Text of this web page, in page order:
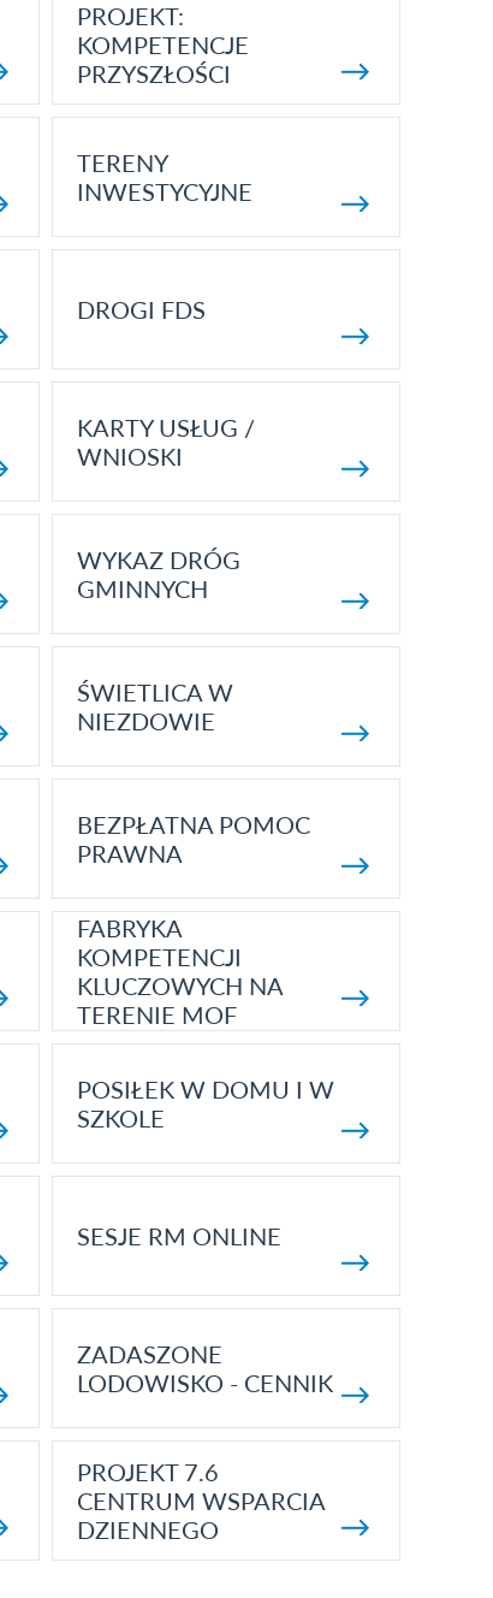
PROJEKT:
KOMPETENCJE
PRZYSZŁOŚCI
TERENY
INWESTYCYJNE
DROGI FDS
KARTY USŁUG /
WNIOSKI
WYKAZ DRÓG
GMINNYCH
ŚWIETLICA W
NIEZDOWIE
BEZPŁATNA POMOC
PRAWNA
FABRYKA
KOMPETENCJI
KLUCZOWYCH NA
TERENIE MOF
POSIŁEK W DOMU I W
SZKOLE
SESJE RM ONLINE
ZADASZONE
LODOWISKO - CENNIK
PROJEKT 7.6
CENTRUM WSPARCIA
DZIENNEGO